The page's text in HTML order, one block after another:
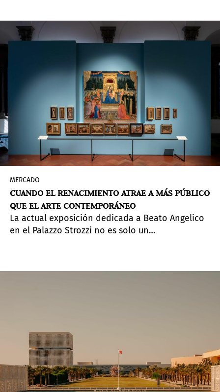
sostenida que ha situado la cultura en el centro
del proyecto nacional.
MERCADO
CUANDO EL RENACIMIENTO ATRAE A MÁS PÚBLICO
QUE EL ARTE CONTEMPORÁNEO
La actual exposición dedicada a Beato Angelico
en el Palazzo Strozzi no es solo un